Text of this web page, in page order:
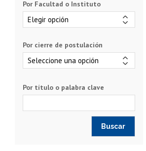
Por Facultad o Instituto
Por cierre de postulación
Por título o palabra clave